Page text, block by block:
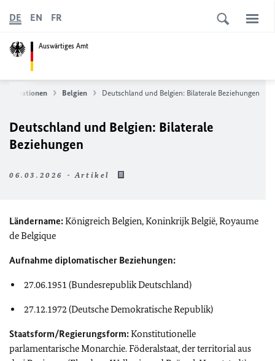
Auswärtiges Amt
DE EN FR
Belgien Deutschland und Belgien: Bilaterale Beziehungen
Deutschland und Belgien: Bilaterale
Beziehungen
06.03.2026 - Artikel
Ländername:Königreich Belgien,Koninkrijk België,Royaume
de Belgique
Aufnahme diplomatischer Beziehungen:
27.06.1951 (Bundesrepublik Deutschland)
27.12.1972 (Deutsche Demokratische Republik)
Staatsform/Regierungsform:Konstitutionelle
parlamentarische Monarchie. Föderalstaat, der territorial aus